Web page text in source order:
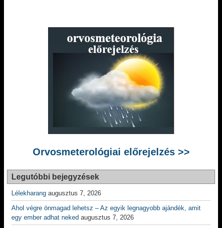
Orvosmeterológiai előrejelzés >>
Legutóbbi bejegyzések
Lélekharang augusztus 7, 2026
Ahol végre önmagad lehetsz – Az egyik legnagyobb ajándék, amit
egy ember adhat neked augusztus 7, 2026